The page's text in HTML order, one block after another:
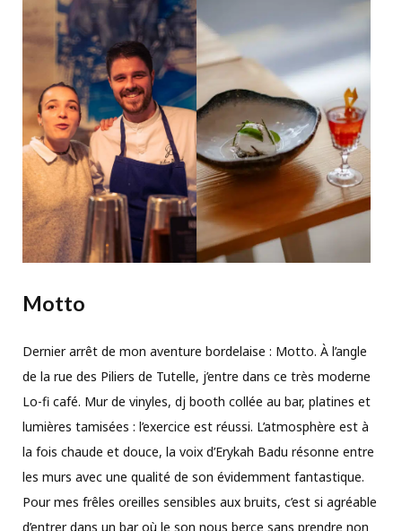
Motto
Dernier arrêt de mon aventure bordelaise : Motto. À l’angle
de la rue des Piliers de Tutelle, j’entre dans ce très moderne
Lo-fi café. Mur de vinyles, dj booth collée au bar, platines et
lumières tamisées : l’exercice est réussi. L’atmosphère est à
la fois chaude et douce, la voix d’Erykah Badu résonne entre
les murs avec une qualité de son évidemment fantastique.
Pour mes frêles oreilles sensibles aux bruits, c’est si agréable
d’entrer dans un bar où le son nous berce sans prendre non